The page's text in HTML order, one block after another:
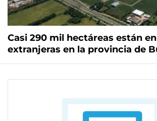
Casi 290 mil hectáreas están
extranjeras en la provincia de